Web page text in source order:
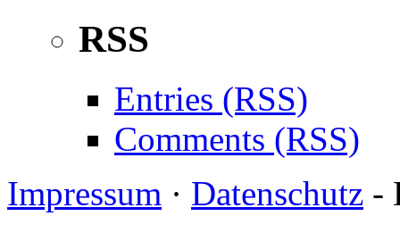
RSS
Entries (RSS)
Comments (RSS)
Impressum · Datenschutz -